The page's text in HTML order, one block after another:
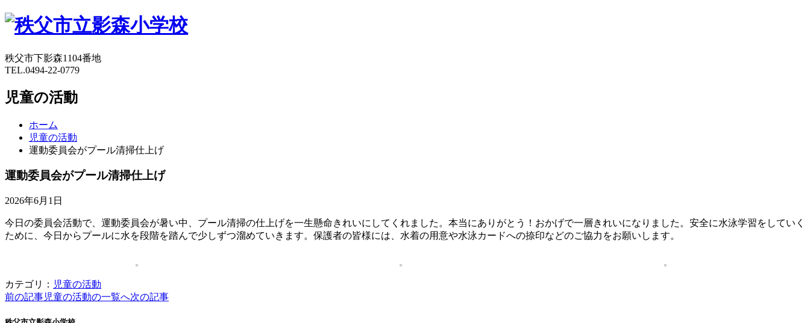
秩父市下影森1104番地
TEL.0494-22-0779
児童の活動
ホーム
児童の活動
運動委員会がプール清掃仕上げ
運動委員会がプール清掃仕上げ
2026年6月1日
今日の委員会活動で、運動委員会が暑い中、プール清掃の仕上げを一生懸命きれいにしてくれました。本当にありがとう！おかげで一層きれいになりました。安全に水泳学習をしていく
ために、今日からプールに水を段階を踏んで少しずつ溜めていきます。保護者の皆様には、水着の用意や水泳カードへの捺印などのご協力をお願いします。
カテゴリ： 児童の活動
前の記事児童の活動の一覧へ次の記事